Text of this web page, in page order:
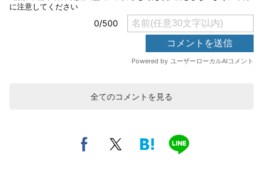
全てのコメントを見る